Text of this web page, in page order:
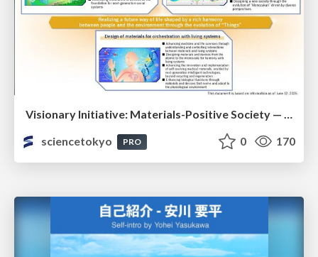
Visionary Initiative: Materials-Positive Society — Evolving “Things,” empowering a positive society | Science Tokyo
sciencetokyo
PRO 0 170